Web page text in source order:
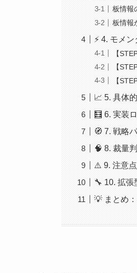
板情報
板情報
⚡ 4. モメ
【
【
【
📈 5. 具体
🧮 6. 実装
🧭 7. 戦略
🧠 8. 裁量
⚠️ 9. 注意
🔧 10. 拡張
💡 まとめ